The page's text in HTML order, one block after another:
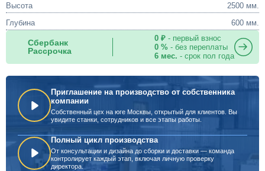
Высота
2500 мм.
Глубина
600 мм.
Сбербанк
Рассрочка
0 ₽- первый взнос
0 %- без переплаты
6 мес. - срок пол года
Приглашение на производство от собственника
компании
Собственный цех на юге Москвы, открытый для клиентов. Вы
увидите станки, сотрудников и все этапы работы.
Полный цикл производства
От консультации и дизайна до сборки и доставки — команда
контролирует каждый этап, включая личную проверку
директора.